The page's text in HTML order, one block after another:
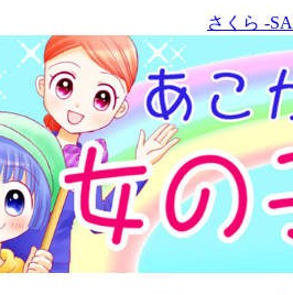
さくら -